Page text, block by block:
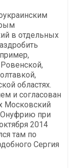
в отдельных
областях.
и согласован
Московский
Онуфрию при
2014
там по
Сергия